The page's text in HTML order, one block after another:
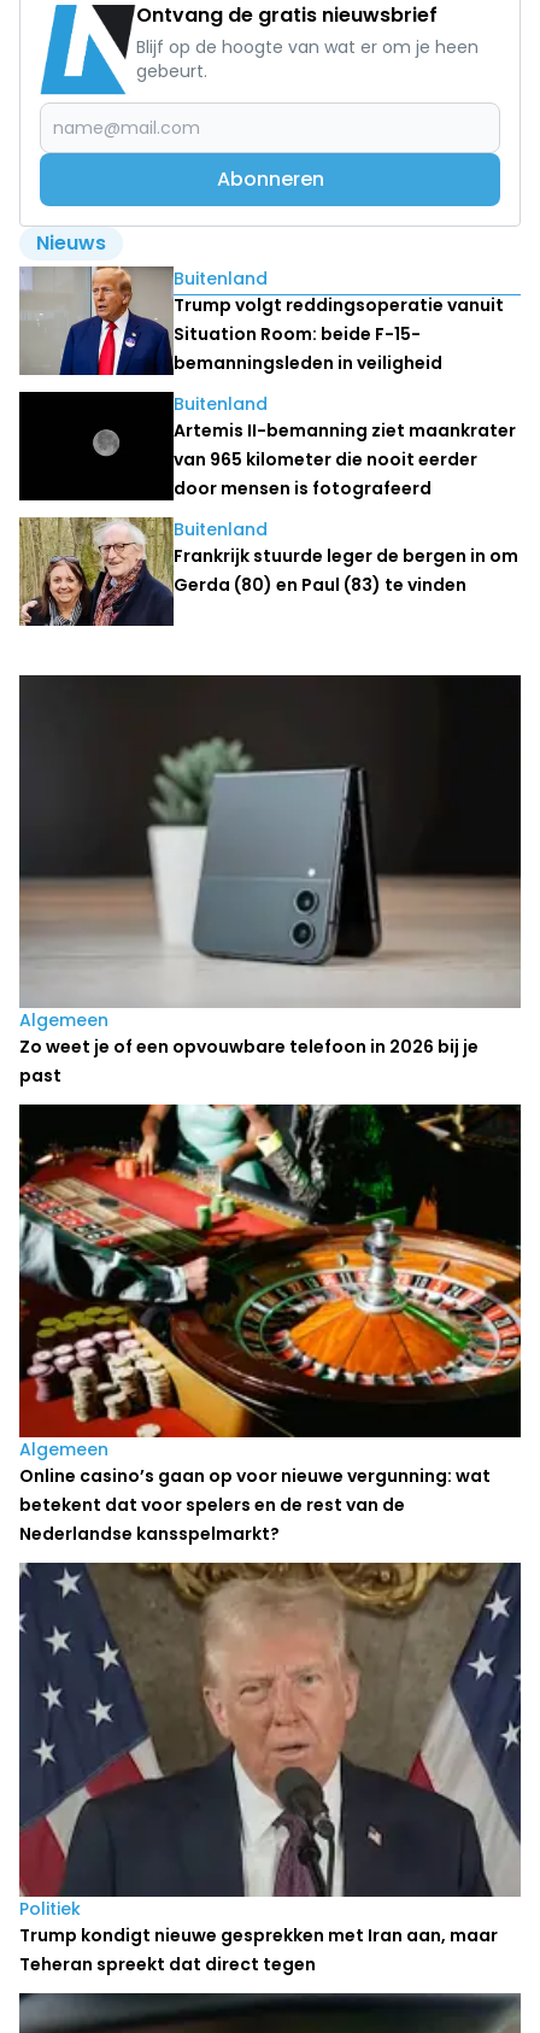
Ontvang de gratis nieuwsbrief
Blijf op de hoogte van wat er om je heen
gebeurt.
Abonneren
Nieuws
Lees ook
Buitenland
Trump volgt reddingsoperatie vanuit
Situation Room: beide F-15-
bemanningsleden in veiligheid
Buitenland
Artemis II-bemanning ziet maankrater
van 965 kilometer die nooit eerder
door mensen is fotografeerd
Buitenland
Frankrijk stuurde leger de bergen in om
Gerda (80) en Paul (83) te vinden
Laatste nieuws
Algemeen
Zo weet je of een opvouwbare telefoon in 2026 bij je
past
Algemeen
Online casino’s gaan op voor nieuwe vergunning: wat
betekent dat voor spelers en de rest van de
Nederlandse kansspelmarkt?
Politiek
Trump kondigt nieuwe gesprekken met Iran aan, maar
Teheran spreekt dat direct tegen